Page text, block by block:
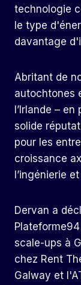
technologie
le type
davantage
Abritant de
autochtones
l’Irlande –
solide
pour les
croissance
l’ingénierie
Dervan a
Plateforme94
scale-ups à
chez Rent
Galway et